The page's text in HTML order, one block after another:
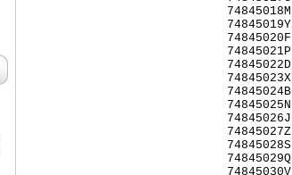
74845018M
74845019Y
74845020F
74845021P
74845022D
74845023X
74845024B
74845025N
74845026J
74845027Z
74845028S
74845029Q
74845030V